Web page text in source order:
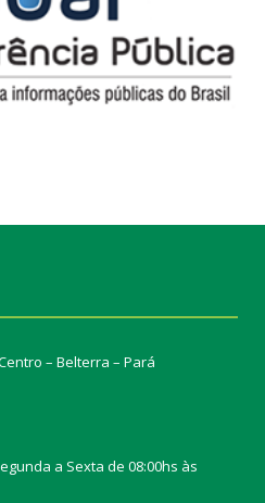
– Belterra – Pará
a Sexta de 08:00hs às